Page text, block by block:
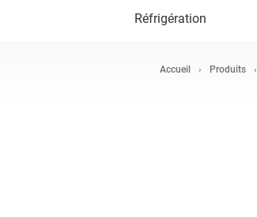
Réfrigération
Accueil Produits